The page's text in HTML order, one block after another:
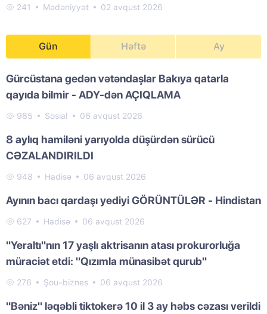
241 Mədəniyyət 02 avqust 2026
Gün Həftə Ay
Gürcüstana gedən vətəndaşlar Bakıya qatarla
qayıda bilmir - ADY-dən AÇIQLAMA
985 Sosial 06 avqust 2026
8 aylıq hamiləni yarıyolda düşürdən sürücü
CƏZALANDIRILDI
948 Hadisə 06 avqust 2026
Ayının bacı qardaşı yediyi GÖRÜNTÜLƏR - Hindistan
627 Hadisə 06 avqust 2026
"Yeraltı"nın 17 yaşlı aktrisanın atası prokurorluğa
müraciət etdi: "Qızımla münasibət qurub"
276 Şou-biznes 06 avqust 2026
"Bəniz" ləqəbli tiktokerə 10 il 3 ay həbs cəzası verildi